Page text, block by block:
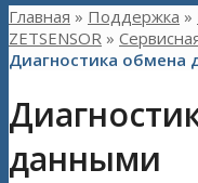
Главная » Поддержка »
ZETSENSOR »
Диагностика обмена
данными